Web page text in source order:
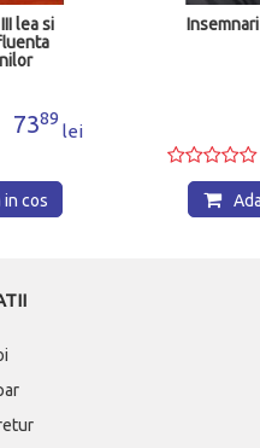
1932
83 lei
in cos
Tablitele